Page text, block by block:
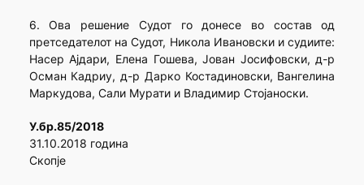
6. Ова решение Судот го донесе во состав од
претседателот на Судот, Никола Ивановски и судиите:
Насер Ајдари, Елена Гошева, Јован Јосифовски, д-р
Осман Кадриу, д-р Дарко Костадиновски, Вангелина
Маркудова, Сали Мурати и Владимир Стојаноски.
У.бр.85/2018
31.10.2018 година
Скопје